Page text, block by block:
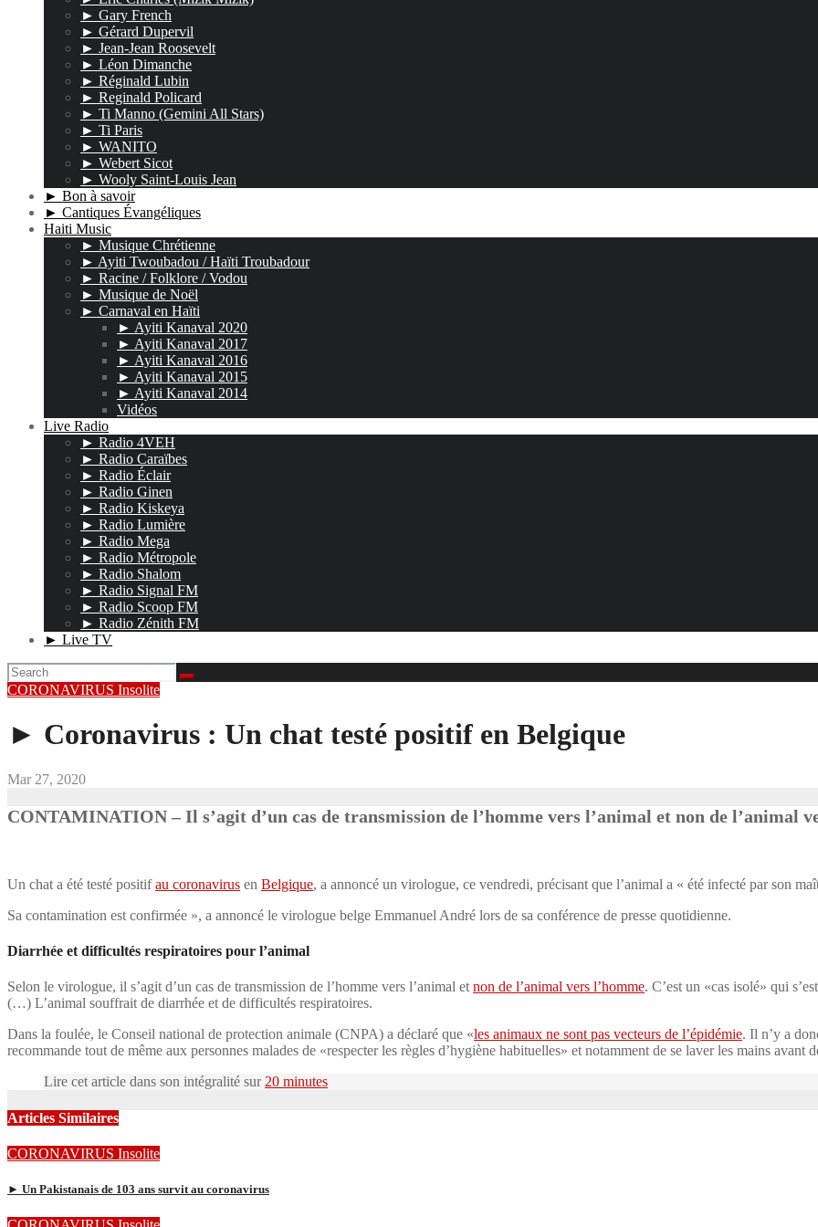
► Gary French
► Gérard Dupervil
► Jean-Jean Roosevelt
► Léon Dimanche
► Réginald Lubin
► Reginald Policard
► Ti Manno (Gemini All Stars)
► Ti Paris
► WANITO
► Webert Sicot
► Wooly Saint-Louis Jean
► Bon à savoir
► Cantiques Évangéliques
Haiti Music
► Musique Chrétienne
► Ayiti Twoubadou / Haïti Troubadour
► Racine / Folklore / Vodou
► Musique de Noël
► Carnaval en Haïti
► Ayiti Kanaval 2020
► Ayiti Kanaval 2017
► Ayiti Kanaval 2016
► Ayiti Kanaval 2015
► Ayiti Kanaval 2014
Vidéos
Live Radio
► Radio 4VEH
► Radio Caraïbes
► Radio Éclair
► Radio Ginen
► Radio Kiskeya
► Radio Lumière
► Radio Mega
► Radio Métropole
► Radio Shalom
► Radio Signal FM
► Radio Scoop FM
► Radio Zénith FM
► Live TV
CORONAVIRUS Insolite
► Coronavirus : Un chat testé positif en Belgique
Mar 27, 2020
CONTAMINATION – Il s’agit d’un cas de transmission de l’homme vers l’animal et non de l’animal
Un chat a été testé positifau coronavirus en Belgique, a annoncé un virologue, ce vendredi, précisant que l’animal a « été infecté par son
Sa contamination est confirmée », a annoncé le virologue belge Emmanuel André lors de sa conférence de presse quotidienne.
Diarrhée et difficultés respiratoires pour l’animal
Selon le virologue, il s’agit d’un cas de transmission de l’homme vers l’animal et non de l’animal vers l’homme. C’est un «cas isolé» qui
(…) L’animal souffrait de diarrhée et de difficultés respiratoires.
Dans la foulée, le Conseil national de protection animale (CNPA) a déclaré que «les animaux ne sont pas vecteurs de l’épidémie. Il n’y a
recommande tout de même aux personnes malades de «respecter les règles d’hygiène habituelles» et notamment de se laver les mains avant
Lire cet article dans son intégralité sur 20 minutes
Articles Similaires
CORONAVIRUS Insolite
► Un Pakistanais de 103 ans survit au coronavirus